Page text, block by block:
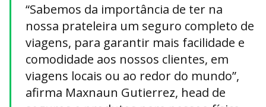
“Sabemos da importância de ter na
nossa prateleira um seguro completo de
viagens, para garantir mais facilidade e
comodidade aos nossos clientes, em
viagens locais ou ao redor do mundo”,
afirma Maxnaun Gutierrez, head de